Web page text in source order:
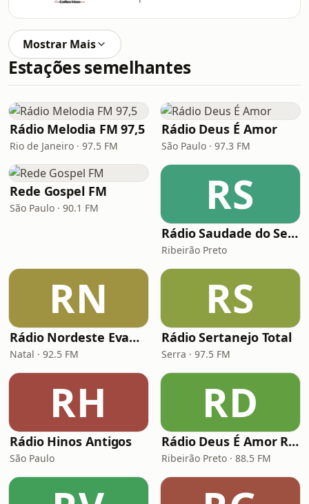
Mostrar Mais
Estações semelhantes
Rádio Melodia FM 97,5
Rio de Janeiro · 97.5 FM
Rádio Deus É Amor
São Paulo · 97.3 FM
Rede Gospel FM
São Paulo · 90.1 FM RS
Rádio Saudade do Sertão
Ribeirão Preto
RN
Rádio Nordeste Evangélica
Natal · 92.5 FM
RS
Rádio Sertanejo Total
Serra · 97.5 FM
RH
Rádio Hinos Antigos
São Paulo
RD
Rádio Deus É Amor Ribeirão Preto
Ribeirão Preto · 88.5 FM